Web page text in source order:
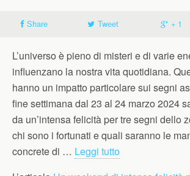
Share Tweet + 1
L’universo è pieno di misteri e di varie
influenzano la nostra vita quotidiana.
hanno un impatto particolare sui segni
fine settimana dal 23 al 24 marzo 2024
da un’intensa felicità per tre segni dello
chi sono i fortunati e quali saranno le
concrete di … Leggi tutto